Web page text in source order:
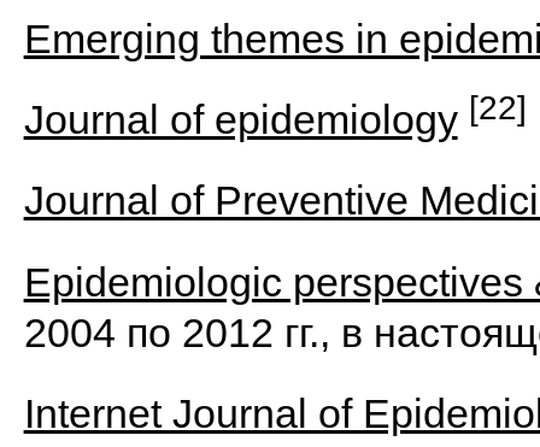
Emerging themes in
Journal of epidemiology [22]
Journal of Preventive
Epidemiologic perspectives
2004 по 2012 гг., в
Internet Journal of